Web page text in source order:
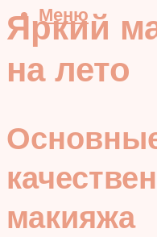
Меню
Яркий
на лето
макияжа